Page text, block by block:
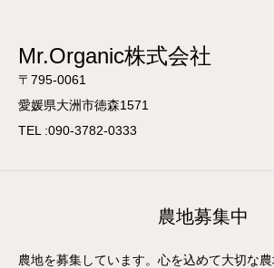
Mr.Organic株式会社
〒795-0061
愛媛県大洲市徳森1571
TEL :090-3782-0333
農地募集中
農地を募集しています。心を込めて大切な